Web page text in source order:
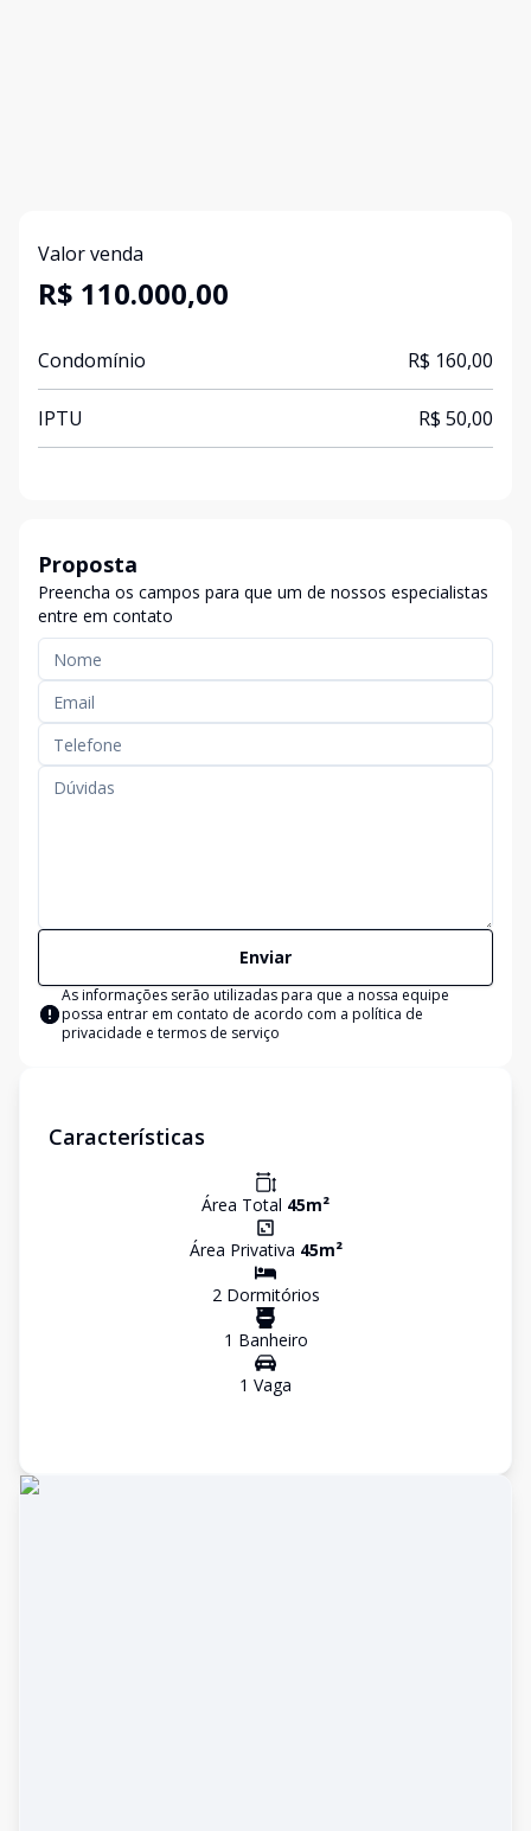
Valor venda
R$ 110.000,00
Condomínio R$ 160,00
IPTU R$ 50,00
Proposta
Preencha os campos para que um de nossos especialistas
entre em contato
Enviar
As informações serão utilizadas para que a nossa equipe
possa entrar em contato de acordo com a política de
privacidade e termos de serviço
Características
Área Total 45m²
Área Privativa 45m²
2Dormitórios
1 Banheiro
1 Vaga